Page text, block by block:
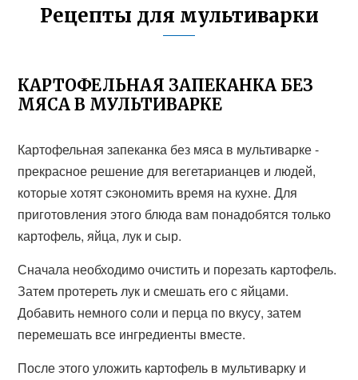
Рецепты для мультиварки
КАРТОФЕЛЬНАЯ ЗАПЕКАНКА БЕЗ
МЯСА В МУЛЬТИВАРКЕ
Картофельная запеканка без мяса в мультиварке -
прекрасное решение для вегетарианцев и людей,
которые хотят сэкономить время на кухне. Для
приготовления этого блюда вам понадобятся только
картофель, яйца, лук и сыр.
Сначала необходимо очистить и порезать картофель.
Затем протереть лук и смешать его с яйцами.
Добавить немного соли и перца по вкусу, затем
перемешать все ингредиенты вместе.
После этого уложить картофель в мультиварку и